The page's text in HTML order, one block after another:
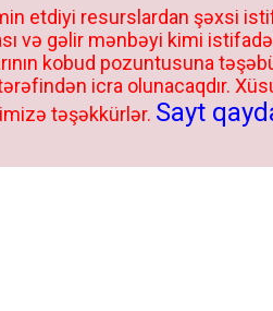
etdiyi resurslardan şəxsi
və gəlir mənbəyi kimi
kobud pozuntusuna
icra olunacaqdır.
təşəkkürlər. Sayt